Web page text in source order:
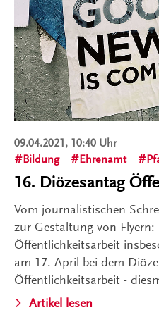
09.04.2021, 10:40 Uhr
Bildung
Ehrenamt
16. Diözesantag
Vom journalistischen
zur Gestaltung von Flyern:
Öffentlichkeitsarbeit
am 17. April bei dem
Öffentlichkeitsarbeit -
Artikel lesen